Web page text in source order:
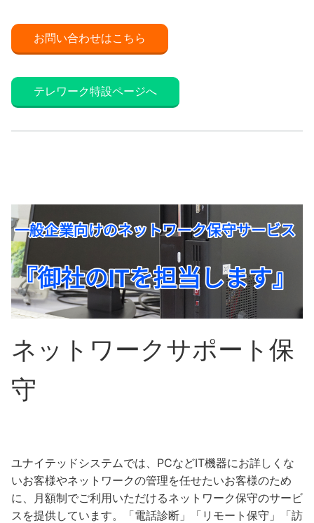
お問い合わせはこちら
テレワーク特設ページへ
ネットワークサポート保
守
ユナイテッドシステムでは、PCなどIT機器にお詳しくな
いお客様やネットワークの管理を任せたいお客様のため
に、月額制でご利用いただけるネットワーク保守のサービ
スを提供しています。「電話診断」「リモート保守」「訪